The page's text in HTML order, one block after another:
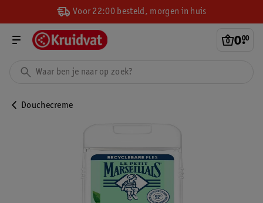
Voor 22:00 besteld, morgen in huis
0.
00
Douchecreme